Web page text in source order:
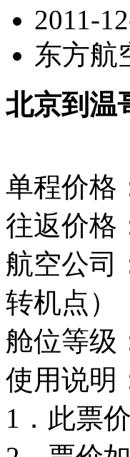
2011-
东方航
北京到温
单程价格
往返价格
航空公司
转机点）
舱位等级
使用说明
1．此票